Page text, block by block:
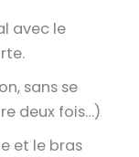
avec le
sans se
deux fois…)
et le bras